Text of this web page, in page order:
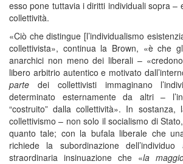
esso pone tuttavia i diritti individuali sopra –
collettività.
«Ciò che distingue [l’individualismo
collettivista», continua la Brown, «è che
anarchici non meno dei liberali –
libero arbitrio autentico e motivato
parte dei collettivisti immaginano
determinato esternamente da altri –
“costruito” dalla collettività». In
collettivismo – non solo il socialismo di
quanto tale; con la bufala liberale che
richiede la subordinazione
straordinaria insinuazione che «la